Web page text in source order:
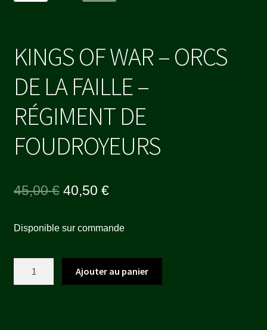
KINGS OF WAR – ORCS
DE LA FAILLE –
RÉGIMENT DE
FOUDROYEURS
45,00€ Le
initial
était :
45,00 €.
40,50 €Le
actuel
est :
40,50 €.
Disponible sur commande
Ajouter au panier